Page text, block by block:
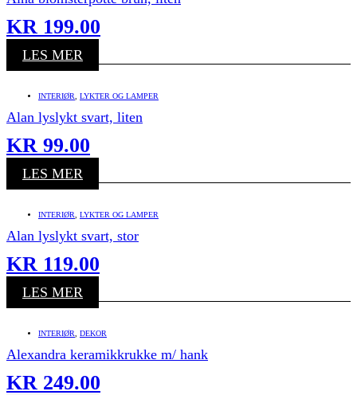
KR 199.00
LES MER
INTERIØR LYKTER OG LAMPER
Alan lyslykt svart, liten
KR 99.00
LES MER
INTERIØR LYKTER OG LAMPER
Alan lyslykt svart, stor
KR 119.00
LES MER
INTERIØR DEKOR
Alexandra keramikkrukke m/ hank
KR 249.00